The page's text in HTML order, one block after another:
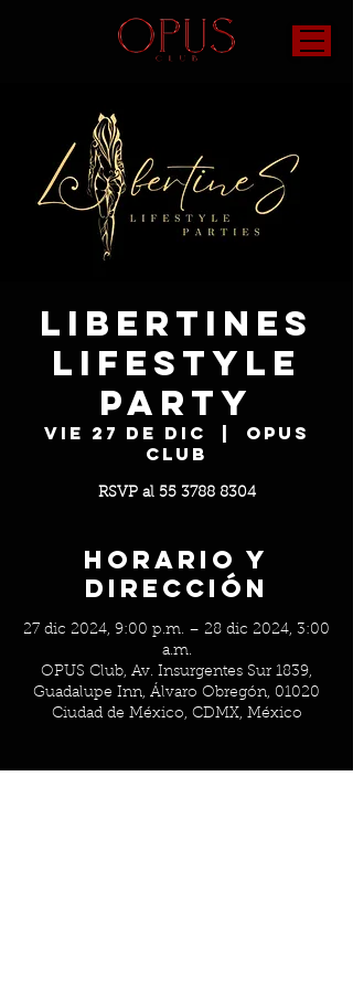
Libertines
Lifestyle
Party
vie 27 de dic
OPUS
Club
RSVP al 55 3788 8304
Horario y
Dirección
27 dic 2024, 9:00 p.m. – 28 dic 2024, 3:00
a.m.
OPUS Club, Av. Insurgentes Sur 1839,
Guadalupe Inn, Álvaro Obregón, 01020
Ciudad de México, CDMX, México
Acerca del